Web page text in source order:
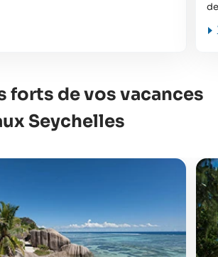
forts de vos vacances
Seychelles